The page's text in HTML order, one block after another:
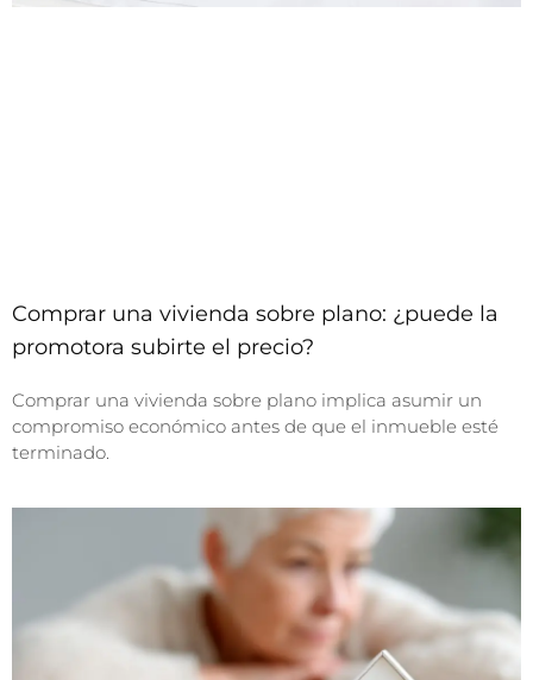
Comprar una vivienda sobre plano: ¿puede la
promotora subirte el precio?
Comprar una vivienda sobre plano implica asumir un
compromiso económico antes de que el inmueble esté
terminado.